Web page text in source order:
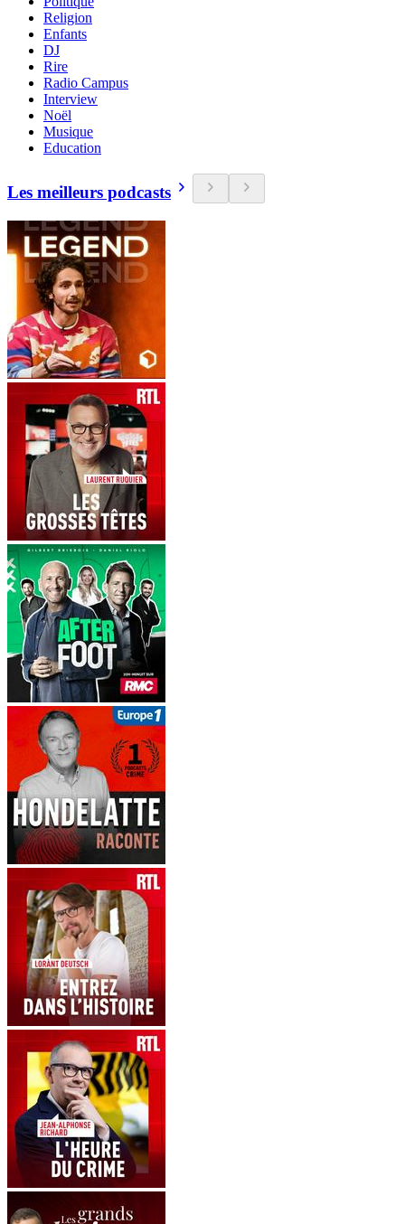
Religion
Enfants
DJ
Rire
Radio Campus
Interview
Noël
Musique
Education
Les meilleurs podcasts